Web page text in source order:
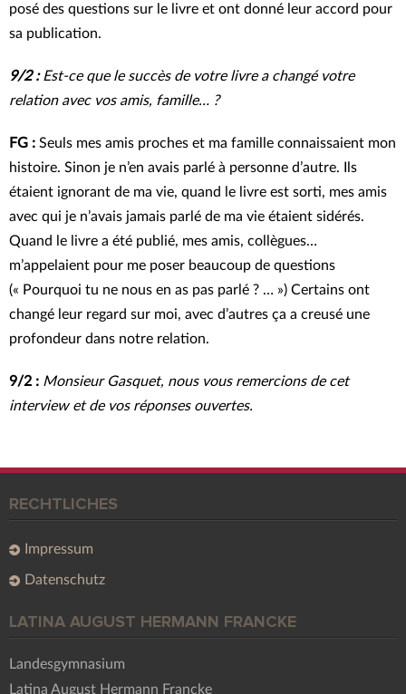
posé des questions sur le livre et ont donné leur accord pour
sa publication.
9/2 :Est-ce que le succès de votre livre a changé votre
relation avec vos amis, famille… ?
FG : Seuls mes amis proches et ma famille connaissaient mon
histoire. Sinon je n’en avais parlé à personne d’autre. Ils
étaient ignorant de ma vie, quand le livre est sorti, mes amis
avec qui je n’avais jamais parlé de ma vie étaient sidérés.
Quand le livre a été publié, mes amis, collègues…
m’appelaient pour me poser beaucoup de questions
(« Pourquoi tu ne nous en as pas parlé ? … ») Certains ont
changé leur regard sur moi, avec d’autres ça a creusé une
profondeur dans notre relation.
9/2 : Monsieur Gasquet, nous vous remercions de cet
interview et de vos réponses ouvertes.
RECHTLICHES
Impressum
Datenschutz
LATINA AUGUST HERMANN FRANCKE
Landesgymnasium
Latina August Hermann Francke